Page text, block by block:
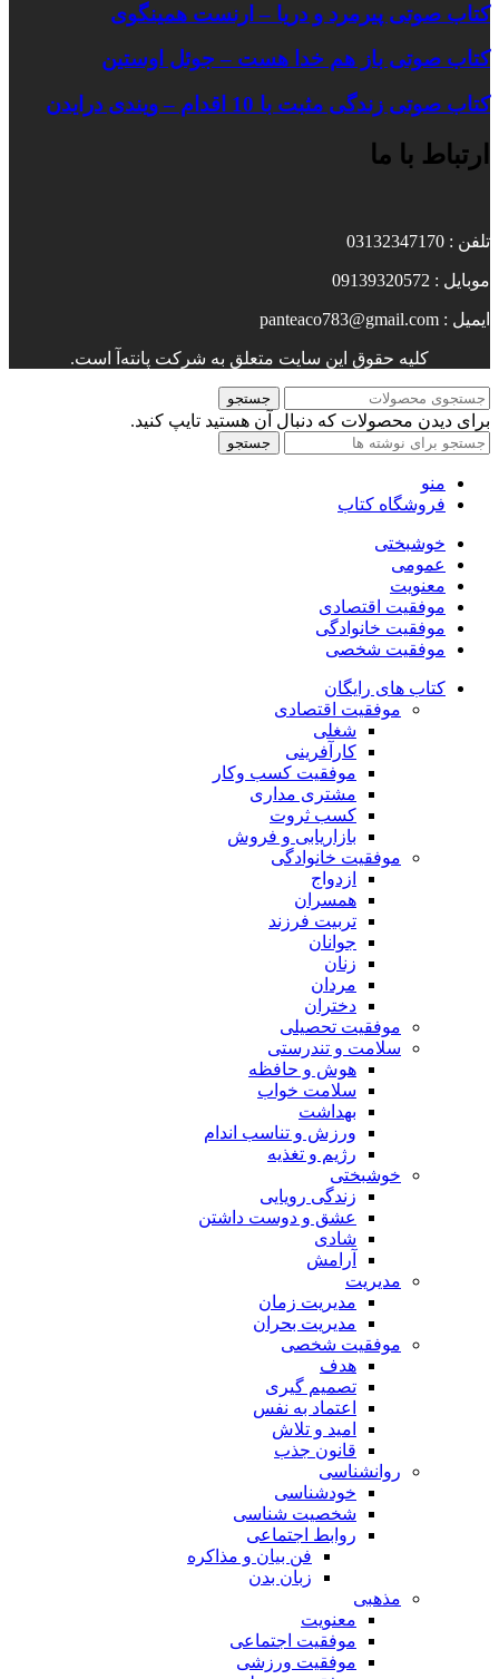
کتاب صوتی پیرمرد و دریا – ارنست همینگوی
کتاب صوتی باز هم خدا هست – جوئل اوستین
کتاب صوتی زندگی مثبت با 10 اقدام – ویندی درایدن
ارتباط با ما
تلفن : 03132347170
موبایل : 09139320572
ایمیل : panteaco783@gmail.com
کلیه حقوق این سایت متعلق به شرکت پانته‌آ است.
جستجو
برای دیدن محصولات که دنبال آن هستید تایپ کنید.
جستجو
منو
فروشگاه کتاب
خوشبختی
عمومی
معنویت
موفقیت اقتصادی
موفقیت خانوادگی
موفقیت شخصی
کتاب های رایگان
موفقیت اقتصادی
شغلی
کارآفرینی
موفقیت کسب وکار
مشتری مداری
کسب ثروت
بازاریابی و فروش
موفقیت خانوادگی
ازدواج
همسران
تربیت فرزند
جوانان
زنان
مردان
دختران
موفقیت تحصیلی
سلامت و تندرستی
هوش و حافظه
سلامت خواب
بهداشت
ورزش و تناسب اندام
رژیم و تغذیه
خوشبختی
زندگی رویایی
عشق و دوست داشتن
شادی
آرامش
مدیریت
مدیریت زمان
مدیریت بحران
موفقیت شخصی
هدف
تصمیم گیری
اعتماد به نفس
امید و تلاش
قانون جذب
روانشناسی
خودشناسی
شخصیت شناسی
روابط اجتماعی
فن بیان و مذاکره
زبان بدن
مذهبی
معنویت
موفقیت اجتماعی
موفقیت ورزشی